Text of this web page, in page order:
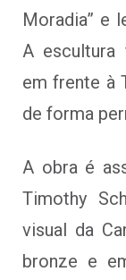
Moradia” e
A escultura
em frente à
de forma
A obra é
Timothy
visual da
bronze e